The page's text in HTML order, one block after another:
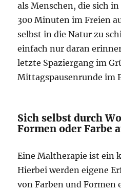
als Menschen, die sich
300 Minuten im Freien
selbst in die Natur zu
einfach nur daran
letzte Spaziergang im
Mittagspausenrunde im
Sich selbst durch
Formen oder Farbe
Eine Maltherapie ist ein
Hierbei werden eigene
von Farben und Formen